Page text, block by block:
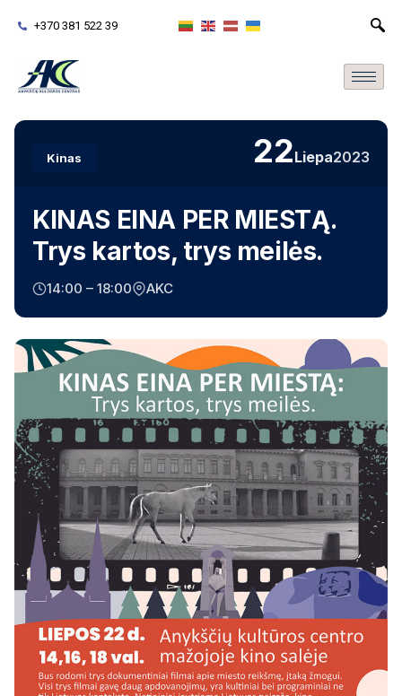
+370 381 522 39
Kinas 22Liepa2023
KINAS EINA PER MIESTĄ.
Trys kartos, trys meilės.
14:00 – 18:00 AKC